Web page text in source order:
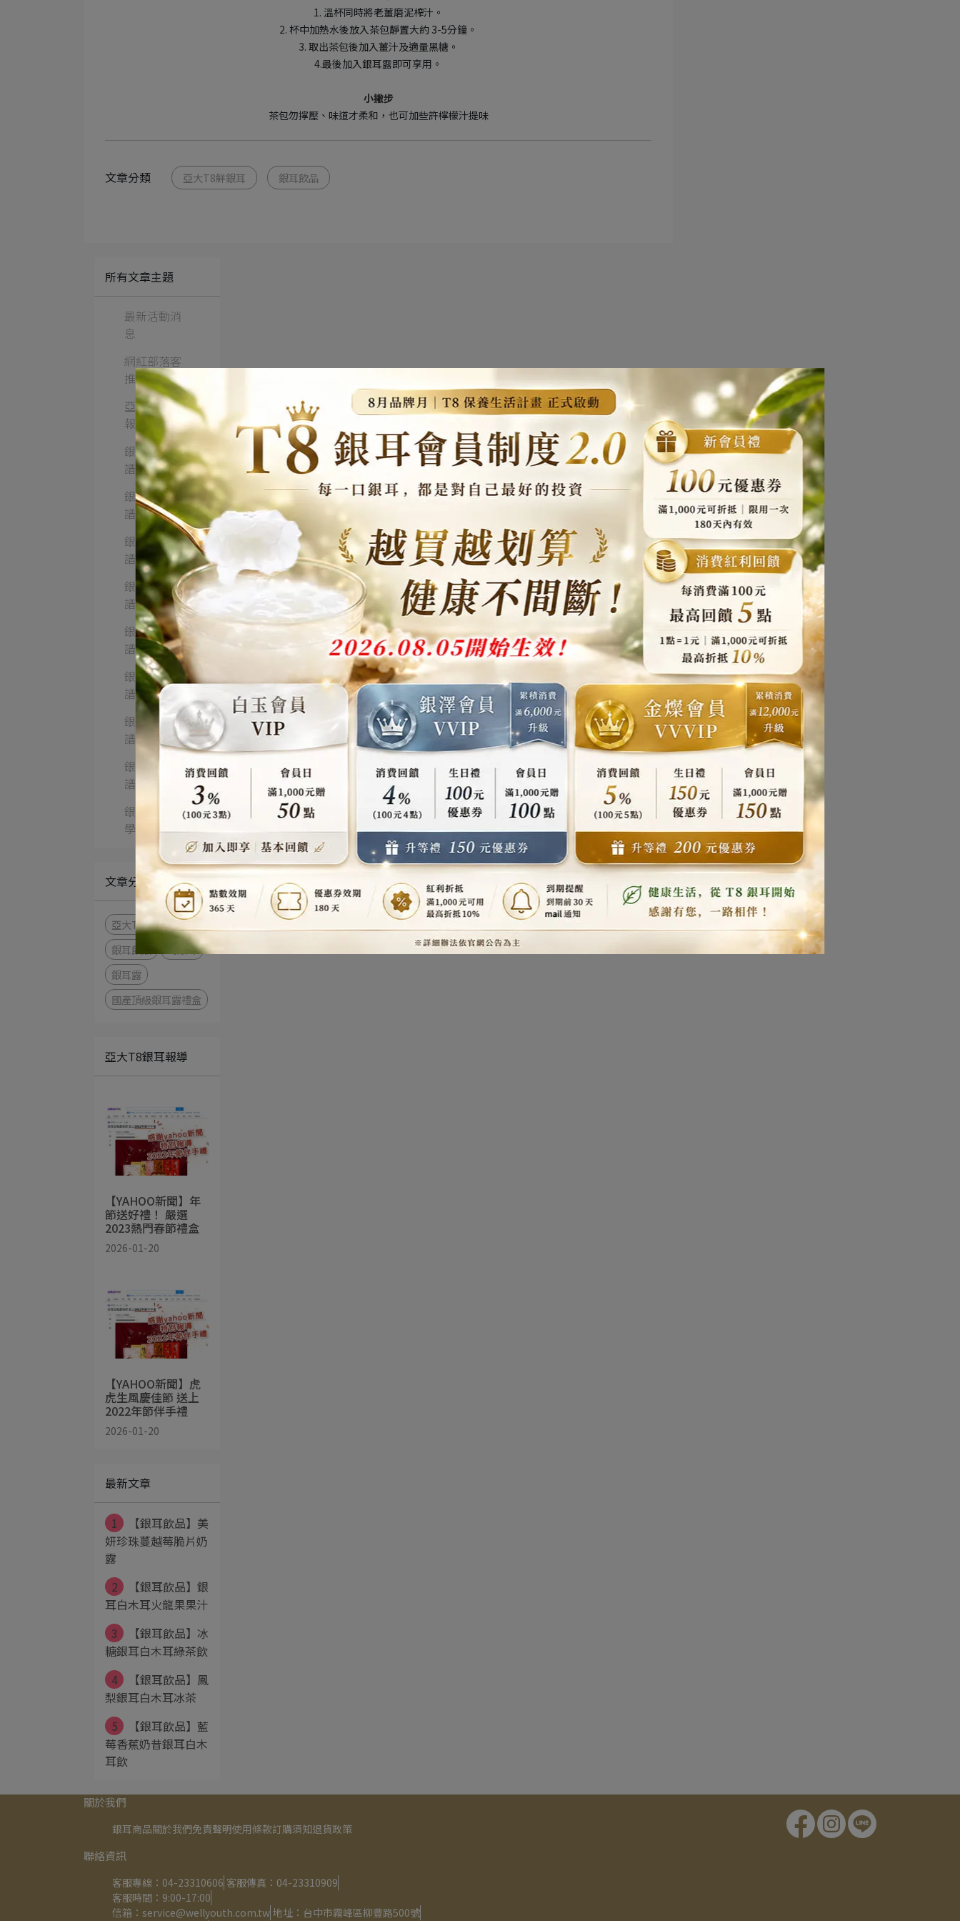
1. 溫杯同時將老薑磨泥榨汁。
2. 杯中加熱水後放入茶包靜置大約 3-5分鐘。
3. 取出茶包後加入薑汁及適量黑糖。
4.最後加入銀耳露即可享用。
小撇步
茶包勿擰壓、味道才柔和，也可加些許檸檬汁提味
文章分類 亞大T8鮮銀耳 銀耳飲品
所有文章主題
最新活動消
息
網紅部落客
推薦
亞大T8銀耳
報導
銀耳湯品食
譜
銀耳甜湯食
譜
銀耳飲品食
譜
銀耳點心食
譜
銀耳熱炒食
譜
銀耳涼拌食
譜
銀耳寶寶食
譜
銀耳寵物食
譜
銀耳生活美
學
文章分類
亞大T8鮮銀耳
銀耳飲品
喝銀耳
銀耳露
國產頂級銀耳露禮盒
亞大T8銀耳報導
【YAHOO新聞】年
節送好禮！ 嚴選
2023熱門春節禮盒
2026-01-20
【YAHOO新聞】虎
虎生風慶佳節 送上
2022年節伴手禮
2026-01-20
最新文章
1
【銀耳飲品】美
妍珍珠蔓越莓脆片奶
露
2
【銀耳飲品】銀
耳白木耳火龍果果汁
3
【銀耳飲品】冰
糖銀耳白木耳綠茶飲
4
【銀耳飲品】鳳
梨銀耳白木耳冰茶
5
【銀耳飲品】藍
莓香蕉奶昔銀耳白木
耳飲
關於我們
銀耳商品關於我們免責聲明使用條款訂購須知退貨政策
聯絡資訊
客服專線：04-23310606 客服傳真：04-23310909
客服時間：9:00-17:00
信箱：service@wellyouth.com.tw 地址：台中市霧峰區柳豐路500號